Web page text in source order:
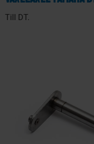
Montage/Arbetshandsk
e Hanvo PE304 1 par
Till DT.